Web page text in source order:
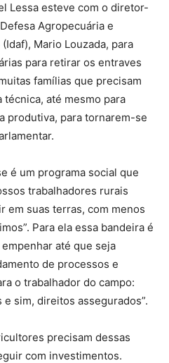
Lessa esteve com o diretor-
Agropecuária e
Mario Louzada, para
para retirar os entraves
famílias que precisam
até mesmo para
produtiva, para tornarem-se
é um programa social que
trabalhadores rurais
em suas terras, com menos
Para ela essa bandeira é
até que seja
de processos e
o trabalhador do campo:
sim, direitos assegurados”.
precisam dessas
com investimentos.